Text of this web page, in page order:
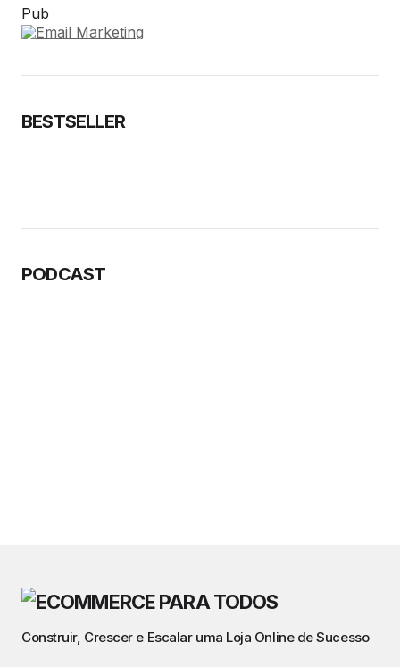
Pub
BESTSELLER
PODCAST
Construir, Crescer e Escalar uma Loja Online de Sucesso